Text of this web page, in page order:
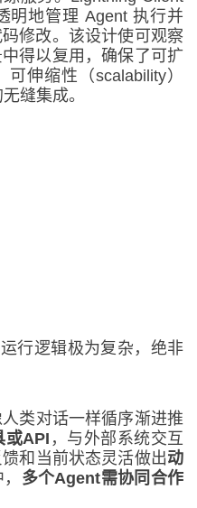
明地管理 Agent 执行并
修改。该设计使可观察
得以复用，确保了可扩
伸缩性（scalability）
缝集成。
行逻辑极为复杂，绝非
类对话一样循序渐进推
或API ，与外部系统交互
和当前状态灵活做出动
多个Agent需协同合作